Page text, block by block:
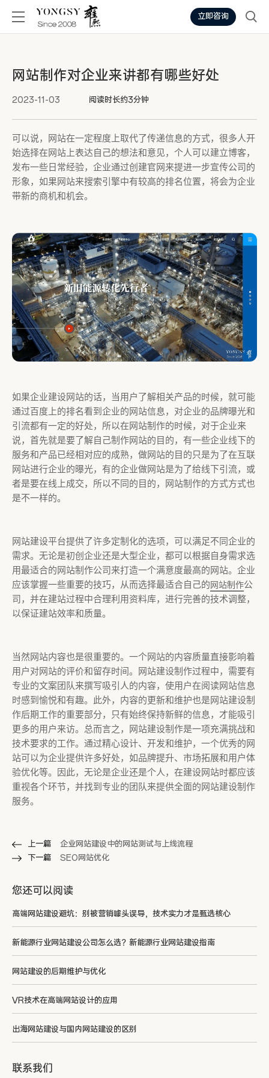
立即咨询
网站制作对企业来讲都有哪些好处
2023-11-03 阅读时长约3分钟
可以说，网站在一定程度上取代了传递信息的方式，很多人开
始选择在网站上表达自己的想法和意见，个人可以建立博客，
发布一些日常经验，企业通过创建官网来提进一步宣传公司的
形象，如果网站来搜索引擎中有较高的排名位置，将会为企业
带新的商机和机会。
如果企业建设网站的话，当用户了解相关产品的时候，就可能
通过百度上的排名看到企业的网站信息，对企业的品牌曝光和
引流都有一定的好处，所以在网站制作的时候，对于企业来
说，首先就是要了解自己制作网站的目的，有一些企业线下的
服务和产品已经相对应的成熟，做网站的目的只是为了在互联
网站进行企业的曝光，有的企业做网站是为了给线下引流，或
者是要在线上成交，所以不同的目的，网站制作的方式方式也
是不一样的。
网站建设平台提供了许多定制化的选项，可以满足不同企业的
需求。无论是初创企业还是大型企业，都可以根据自身需求选
用最适合的网站制作公司来打造一个满意度最高的网站。企业
应该掌握一些重要的技巧，从而选择最适合自己的 网站制作公
司，并在建站过程中合理利用资料库，进行完善的技术调整，
以保证建站效率和质量。
当然网站内容也是很重要的。一个网站的内容质量直接影响着
用户对网站的评价和留存时间。网站建设制作过程中，需要有
专业的文案团队来撰写吸引人的内容，使用户在阅读网站信息
时感到愉悦和有趣。此外，内容的更新和维护也是网站建设制
作后期工作的重要部分，只有始终保持新鲜的信息，才能吸引
更多的用户来访。总而言之，网站建设制作是一项充满挑战和
技术要求的工作。通过精心设计、开发和维护，一个优秀的网
站可以为企业提供许多好处，如品牌提升、市场拓展和用户体
验优化等。因此，无论是企业还是个人，在建设网站时都应该
重视各个环节，并找到专业的团队来提供全面的网站建设制作
服务。
上一篇
企业网站建设中的网站测试与上线流程
下一篇
SEO网站优化
您还可以阅读
高端网站建设避坑：别被营销噱头误导，技术实力才是甄选核心
新能源行业网站建设公司怎么选？新能源行业网站建设指南
网站建设的后期维护与优化
VR技术在高端网站设计的应用
出海网站建设与国内网站建设的区别
联系我们